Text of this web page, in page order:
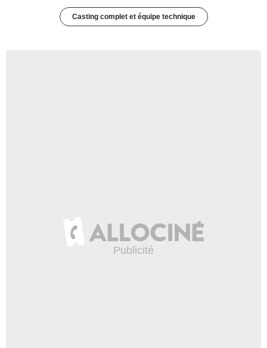
Casting complet et équipe technique